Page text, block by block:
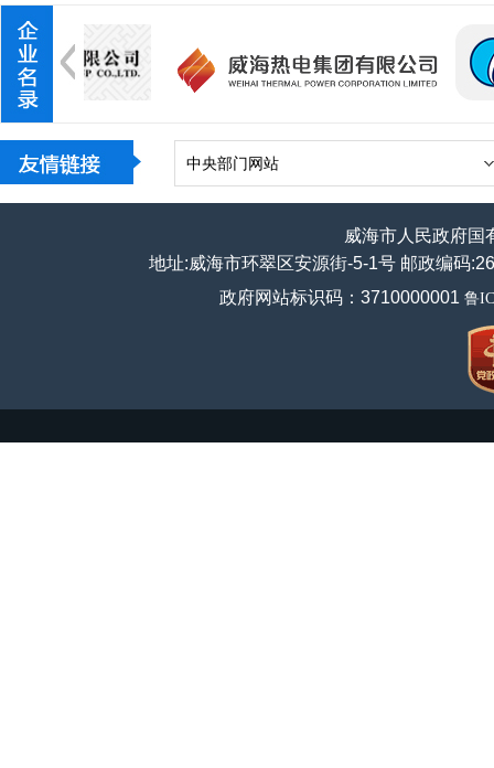
中央部门网站
威海市人民政府国
地址:威海市环翠区安源街-5-1号 邮政编码
政府网站标识码：3710000001 鲁